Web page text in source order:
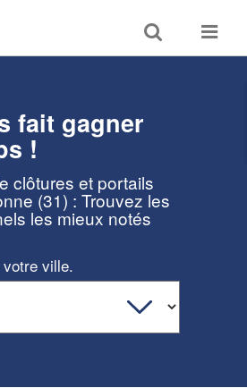
Toggle
search
Toggle
fait gagner
!
clôtures et portails
(31) : Trouvez les
les mieux notés
ville.